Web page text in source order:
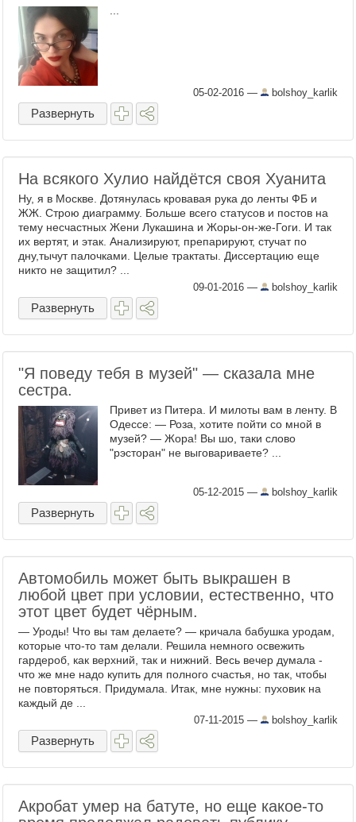
05-02-2016 — bolshoy_karlik
Развернуть
На всякого Хулио найдётся своя Хуанита
Ну, я в Москве. Дотянулась кровавая рука до ленты ФБ и
ЖЖ. Строю диаграмму. Больше всего статусов и постов на
тему несчастных Жени Лукашина и Жоры-он-же-Гоги. И так
их вертят, и этак. Анализируют, препарируют, стучат по
дну,тычут палочками. Целые трактаты. Диссертацию еще
никто не защитил? ...
09-01-2016 — bolshoy_karlik
Развернуть
"Я поведу тебя в музей" — сказала мне
сестра.
Привет из Питера. И милоты вам в ленту. В
Одессе: — Роза, хотите пойти со мной в
музей? — Жора! Вы шо, таки слово
"рэсторан" не выговариваете? ...
05-12-2015 — bolshoy_karlik
Развернуть
Автомобиль может быть выкрашен в
любой цвет при условии, естественно, что
этот цвет будет чёрным.
— Уроды! Что вы там делаете? — кричала бабушка уродам,
которые что-то там делали. Решила немного освежить
гардероб, как верхний, так и нижний. Весь вечер думала -
что же мне надо купить для полного счастья, но так, чтобы
не повторяться. Придумала. Итак, мне нужны: пуховик на
каждый де ...
07-11-2015 — bolshoy_karlik
Развернуть
Акробат умер на батуте, но еще какое-то